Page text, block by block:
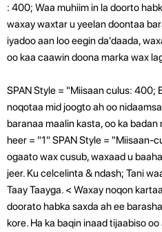
: 400; Waa muhiim in la doorto
waxay waxtar u yeelan doontaa
iyadoo aan loo eegin da'daada,
oo kaa caawin doona marka wax
SPAN Style = "Miisaan culus: 400;
noqotaa mid joogto ah oo
baranaa maalin kasta, oo ka
heer = "1" SPAN Style = "Miisaan-
ogaato wax cusub, waxaad u
jeer. Ku celcelinta & ndash; Tani
Taay Taayga. < Waxay noqon
doorato habka saxda ah ee
kore. Ha ka baqin inaad tijaabiso